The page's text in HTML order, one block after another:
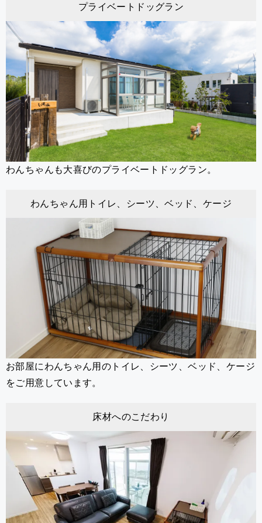
プライベートドッグラン
わんちゃんも大喜びのプライベートドッグラン。
わんちゃん用トイレ、シーツ、ベッド、ケージ
お部屋にわんちゃん用のトイレ、シーツ、ベッド、ケージ
をご用意しています。
床材へのこだわり